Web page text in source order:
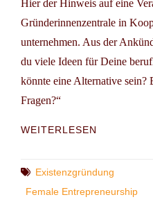
Hier der Hinweis auf eine
Gründerinnenzentrale in
unternehmen. Aus der
du viele Ideen für Deine
könnte eine Alternative sein?
Fragen?“
WEITERLESEN
SPREE
Tags
Existenzgründung
Female Entrepreneurship